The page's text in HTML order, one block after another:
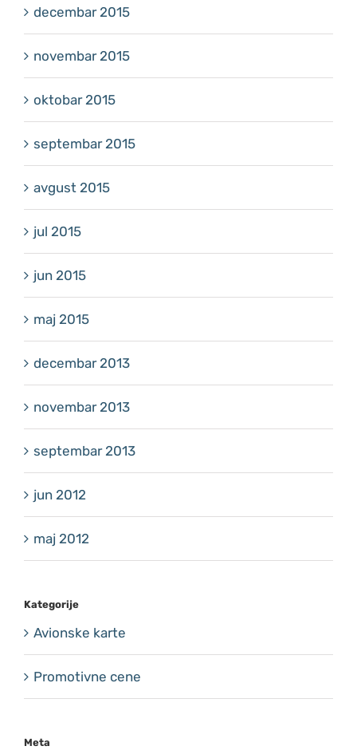
decembar 2015
novembar 2015
oktobar 2015
septembar 2015
avgust 2015
jul 2015
jun 2015
maj 2015
decembar 2013
novembar 2013
septembar 2013
jun 2012
maj 2012
Kategorije
Avionske karte
Promotivne cene
Meta